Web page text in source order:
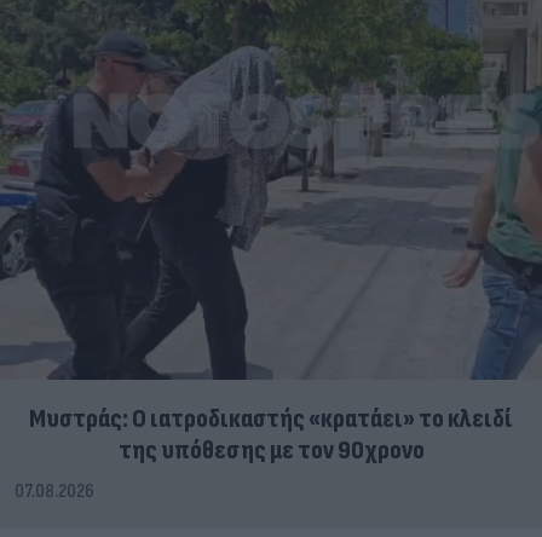
Μυστράς: Ο ιατροδικαστής «κρατάει» το κλειδί
της υπόθεσης με τον 90χρονο
07.08.2026